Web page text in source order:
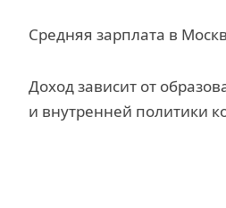
Средняя зарплата в
Доход зависит от
и внутренней политики